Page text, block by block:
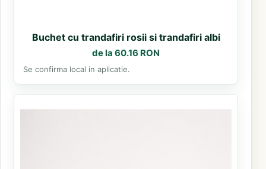
Buchet cu trandafiri rosii si trandafiri albi
de la 60.16 RON
Se confirma local in aplicatie.